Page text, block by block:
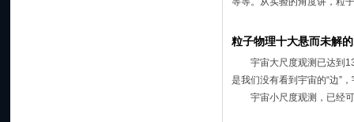
粒子物理十大悬而未解
宇宙大尺度观测已达到
是我们没有看到宇宙的“边”
宇宙小尺度观测，已经